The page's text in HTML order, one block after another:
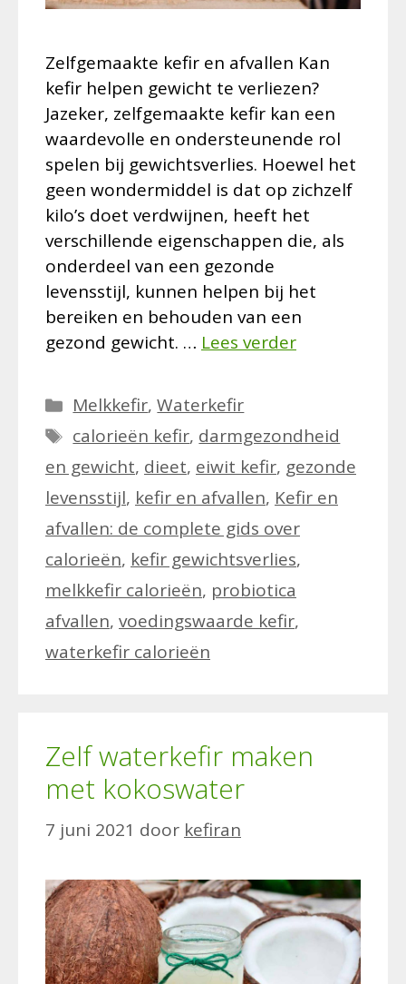
Zelfgemaakte kefir en afvallen Kan
kefir helpen gewicht te verliezen?
Jazeker, zelfgemaakte kefir kan een
waardevolle en ondersteunende rol
spelen bij gewichtsverlies. Hoewel het
geen wondermiddel is dat op zichzelf
kilo’s doet verdwijnen, heeft het
verschillende eigenschappen die, als
onderdeel van een gezonde
levensstijl, kunnen helpen bij het
bereiken en behouden van een
gezond gewicht. … Lees verder
Categorieën
Melkkefir,Waterkefir
Tags
calorieën kefir, darmgezondheid
en gewicht, dieet, eiwit kefir, gezonde
levensstijl, kefir en afvallen, Kefir en
afvallen: de complete gids over
calorieën, kefir gewichtsverlies,
melkkefir calorieën, probiotica
afvallen, voedingswaarde kefir,
waterkefir calorieën
Zelf waterkefir maken
met kokoswater
7 juni 2021 door kefiran